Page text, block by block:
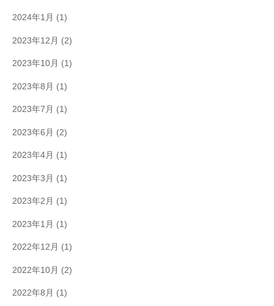
2024年1月 (1)
2023年12月 (2)
2023年10月 (1)
2023年8月 (1)
2023年7月 (1)
2023年6月 (2)
2023年4月 (1)
2023年3月 (1)
2023年2月 (1)
2023年1月 (1)
2022年12月 (1)
2022年10月 (2)
2022年8月 (1)